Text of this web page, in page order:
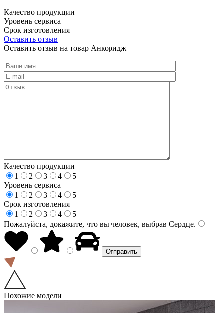
Качество продукции
Уровень сервиса
Срок изготовления
Оставить отзыв
Оставить отзыв на товар Анкоридж
Качество продукции
1
2 3 4
5
Уровень сервиса
1
2 3 4
5
Срок изготовления
1
2 3 4
5
Пожалуйста, докажите, что вы человек, выбрав Сердце.
Похожие модели